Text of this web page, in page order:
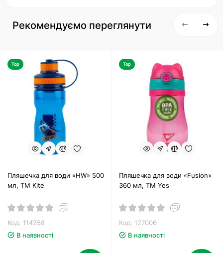
Рекомендуємо переглянути
Top
Пляшечка для води «HW» 500
мл, TM Kite
Код: 114258
В наявності
Top
Пляшечка для води «Fusion»
360 мл, ТМ Yes
Код: 127006
В наявності